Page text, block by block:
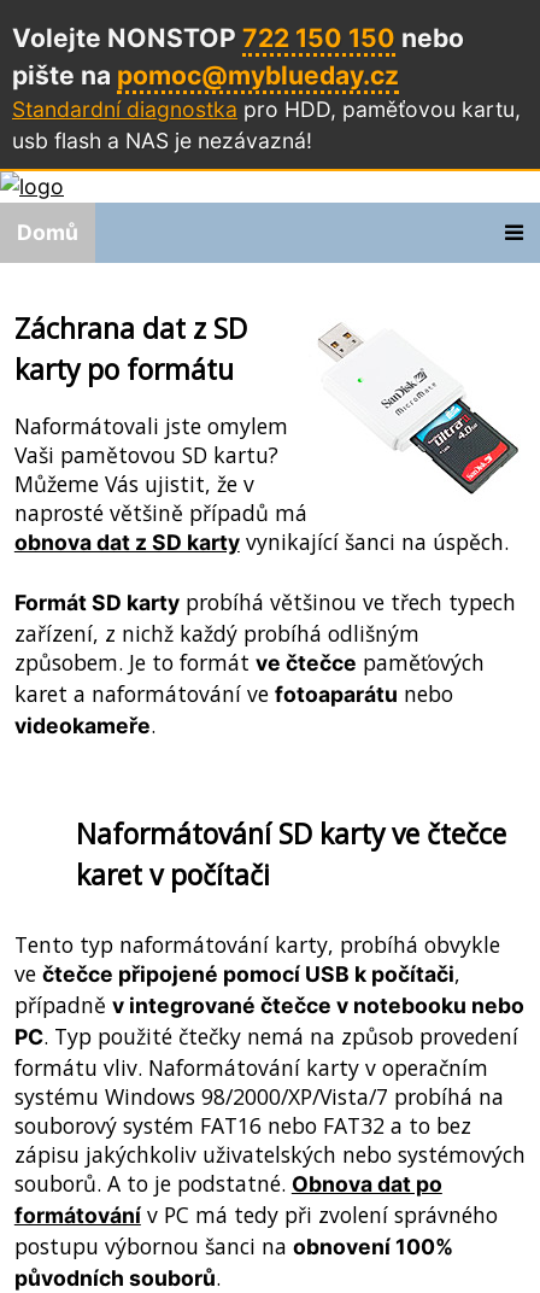
Volejte NONSTOP 722 150 150 nebo
pište na pomoc@myblueday.cz
Standardní diagnostka pro HDD, paměťovou kartu,
usb flash a NAS je nezávazná!
Domů
Záchrana dat z SD
karty po formátu
Naformátovali jste omylem
Vaši pamětovou SD kartu?
Můžeme Vás ujistit, že v
naprosté většině případů má
obnova dat z SD kartyvynikající šanci na úspěch.
Formát SD kartyprobíhá většinou ve třech typech
zařízení, z nichž každý probíhá odlišným
způsobem. Je to formát ve čtečce paměťových
karet a naformátování ve fotoaparátu nebo
videokameře.
Naformátování SD karty ve čtečce
karet v počítači
Tento typ naformátování karty, probíhá obvykle
ve čtečce připojené pomocí USB k počítači,
případně v integrované čtečce v notebooku nebo
PC. Typ použité čtečky nemá na způsob provedení
formátu vliv. Naformátování karty v operačním
systému Windows 98/2000/XP/Vista/7 probíhá na
souborový systém FAT16 nebo FAT32 a to bez
zápisu jakýchkoliv uživatelských nebo systémových
souborů. A to je podstatné. Obnova dat po
formátovánív PC má tedy při zvolení správného
postupu výbornou šanci na obnovení 100%
původních souborů.